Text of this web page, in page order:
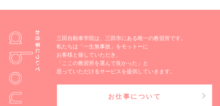
三田自動車学院は、三田市にある唯一の教習所です。
私たちは「一生無事故」をモットーに
お客様と接していただき、
「ここの教習所を選んで良かった」と
思っていただけるサービスを提供していきます。
お仕事について